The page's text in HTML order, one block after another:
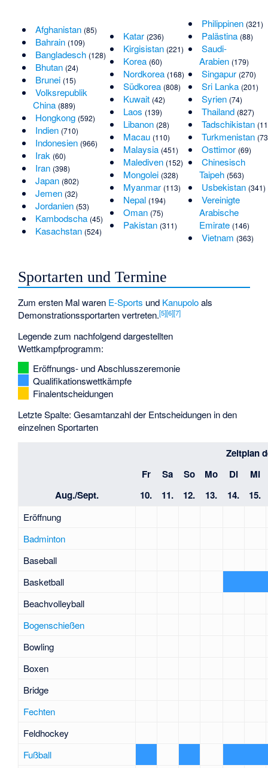
Afghanistan (85)
Bahrain (109)
Bangladesch (128)
Bhutan (24)
Brunei (15)
Volksrepublik
China (889)
Hongkong (592)
Indien (710)
Indonesien (966)
Irak (60)
Iran (398)
Japan (802)
Jemen (32)
Jordanien (53)
Kambodscha (45)
Kasachstan (524)
Katar (236)
Kirgisistan (221)
Korea (60)
Nordkorea (168)
Südkorea (808)
Kuwait (42)
Laos (139)
Libanon (28)
Macau (110)
Malaysia (451)
Malediven (152)
Mongolei (328)
Myanmar (113)
Nepal (194)
Oman (75)
Pakistan (311)
Philippinen (321)
Palästina (88)
Saudi-
Arabien (179)
Singapur (270)
Sri Lanka (201)
Syrien (74)
Thailand (827)
Tadschikistan
Turkmenistan
Osttimor (69)
Chinesisch
Taipeh (563)
Usbekistan (341)
Vereinigte
Arabische
Emirate (146)
Vietnam (363)
Sportarten und Termine
Zum ersten Mal waren E-Sports und Kanupoloals
Demonstrationssportarten vertreten.[5][6][7]
Legende zum nachfolgend dargestellten
Wettkampfprogramm:
Eröffnungs- und Abschlusszeremonie
Qualifikationswettkämpfe
Finalentscheidungen
Letzte Spalte: Gesamtanzahl der Entscheidungen in den
einzelnen Sportarten
Zeitplan
Fr
Sa So Mo Di
Mi
Aug./Sept.
10. 11. 12. 13. 14. 15.
Eröffnung
Badminton
Baseball
Basketball
Beachvolleyball
Bogenschießen
Bowling
Boxen
Bridge
Fechten
Feldhockey
Fußball